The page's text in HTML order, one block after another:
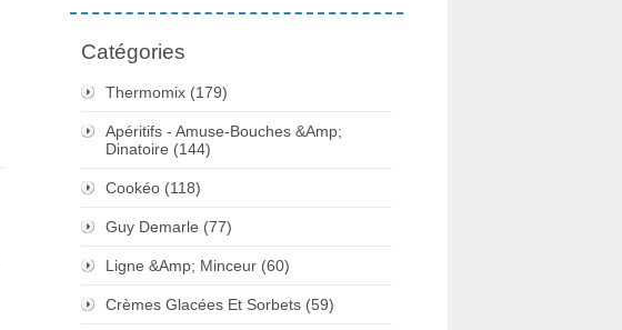
Catégories
Thermomix (179)
Apéritifs - Amuse-Bouches &Amp;
Dinatoire (144)
Cookéo (118)
Guy Demarle (77)
Ligne &Amp; Minceur (60)
Crèmes Glacées Et Sorbets (59)